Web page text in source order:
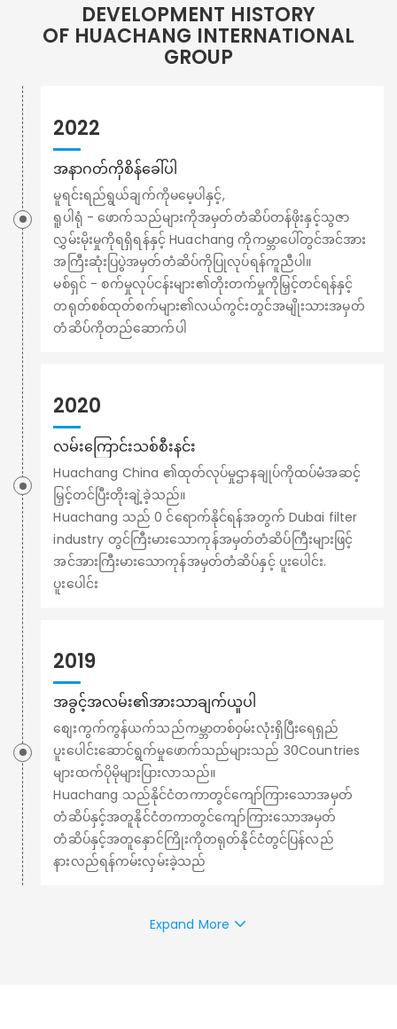
DEVELOPMENT HISTORY
OF HUACHANG INTERNATIONAL
GROUP
2022
အနာဂတ်ကိုစိန်ခေါ်ပါ
မူရင်းရည်ရွယ်ချက်ကိုမမေ့ပါနှင့်,
ရူပါရုံ - ဖောက်သည်များကိုအမှတ်တံဆိပ်တန်ဖိုးနှင့်သွဇာ
လွှမ်းမိုးမှုကိုရရှိရန်နှင့် Huachang ကိုကမ္ဘာပေါ်တွင်အင်အား
အကြီးဆုံးပြပွဲအမှတ်တံဆိပ်ကိုပြုလုပ်ရန်ကူညီပါ။
မစ်ရှင် - စက်မှုလုပ်ငန်းများ၏တိုးတက်မှုကိုမြှင့်တင်ရန်နှင့်
တရုတ်စစ်ထုတ်စက်များ၏လယ်ကွင်းတွင်အမျိုးသားအမှတ်
တံဆိပ်ကိုတည်ဆောက်ပါ
2020
လမ်းကြောင်းသစ်စီးနင်း
Huachang China ၏ထုတ်လုပ်မှုဌာနချုပ်ကိုထပ်မံအဆင့်
မြှင့်တင်ပြီးတိုးချဲ့ခဲ့သည်။
Huachang သည် 0 င်ရောက်နိုင်ရန်အတွက် Dubai filter
industry တွင်ကြီးမားသောကုန်အမှတ်တံဆိပ်ကြီးများဖြင့်
အင်အားကြီးမားသောကုန်အမှတ်တံဆိပ်နှင့် ပူးပေါင်း.
ပူးပေါင်း
2019
အခွင့်အလမ်း၏အားသာချက်ယူပါ
စျေးကွက်ကွန်ယက်သည်ကမ္ဘာတစ်ဝှမ်းလုံးရှိပြီးရေရှည်
ပူးပေါင်းဆောင်ရွက်မှုဖောက်သည်များသည် 30Countries
များထက်ပိုမိုများပြားလာသည်။
Huachang သည်နိုင်ငံတကာတွင်ကျော်ကြားသောအမှတ်
တံဆိပ်နှင့်အတူနိုင်ငံတကာတွင်ကျော်ကြားသောအမှတ်
တံဆိပ်နှင့်အတူနှောင်ကြိုးကိုတရုတ်နိုင်ငံတွင်ပြန်လည်
နားလည်ရန်ကမ်းလှမ်းခဲ့သည်
Expand More